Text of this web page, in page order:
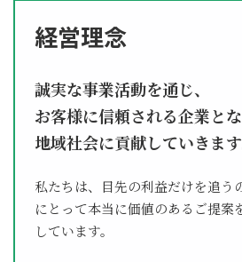
経営理念
誠実な事業活動を通じ、
お客様に信頼される企業とな
地域社会に貢献していきます
私たちは、目先の利益だけを追う
にとって本当に価値のあるご提案
しています。